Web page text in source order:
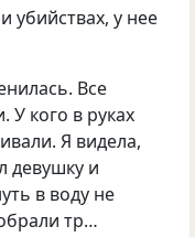
убийствах, у нее
Все
У кого в руках
Я видела,
девушку и
в воду не
тр…